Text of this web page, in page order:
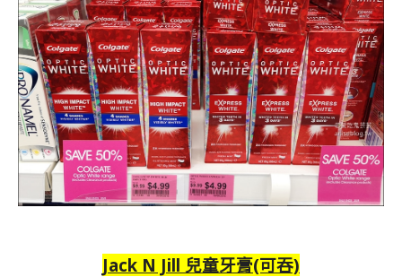
Jack N Jill 兒童牙膏(可吞)